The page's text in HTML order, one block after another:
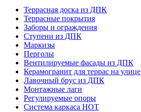
Террасная доска из ДПК
Террасные покрытия
Заборы и ограждения
Ступени из ДПК
Маркизы
Перголы
Вентилируемые фасады из ДПК
Керамогранит для террас на улице
Лавочный брус из ДПК
Монтажные лаги
Регулируемые опоры
Система каркаса НОТ